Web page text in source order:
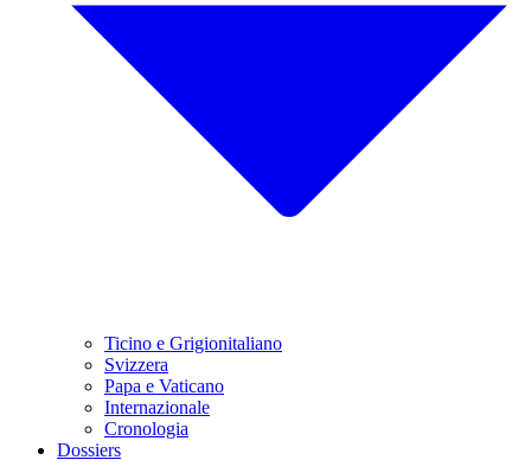
Ticino e Grigionitaliano
Svizzera
Papa e Vaticano
Internazionale
Cronologia
Dossiers